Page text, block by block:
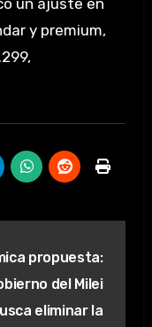
un ajuste en
y premium,
propuesta:
del Milei
eliminar la